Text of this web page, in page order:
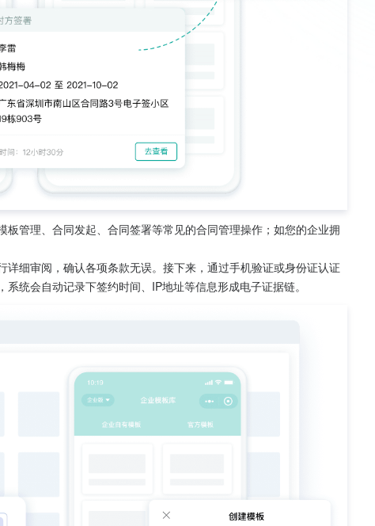
管理、合同发起、合同签署等常见的合同管理操作；如您的企业拥
细审阅，确认各项条款无误。接下来，通过手机验证或身份证认证
统会自动记录下签约时间、IP地址等信息形成电子证据链。